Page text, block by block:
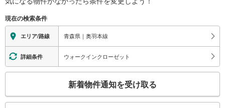
ご購入時に気になる住宅ローンや各種税金についても、誠心誠意ご説明さ
せていただきます。
各店舗ではキッズスペースも完備！お子様連れのご家族皆様で、ぜひお越
しください。
営業時間:10:00～18:00（定休日:火・水曜日 ※店舗により変動あり）
現地のご案内も可能ですので、どうぞお気軽にお問い合わせください！
現在の検索条件
エリア/路線 青森県｜奥羽本線
詳細条件 ウォークインクローゼット
検
新着物件通知を受け取る